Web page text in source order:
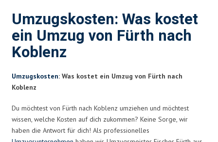
Umzugskosten: Was kostet
ein Umzug von Fürth nach
Koblenz
Umzugskosten: Was kostet ein Umzug von Fürth nach
Koblenz
Du möchtest von Fürth nach Koblenz umziehen und möchtest
wissen, welche Kosten auf dich zukommen? Keine Sorge, wir
haben die Antwort für dich! Als professionelles